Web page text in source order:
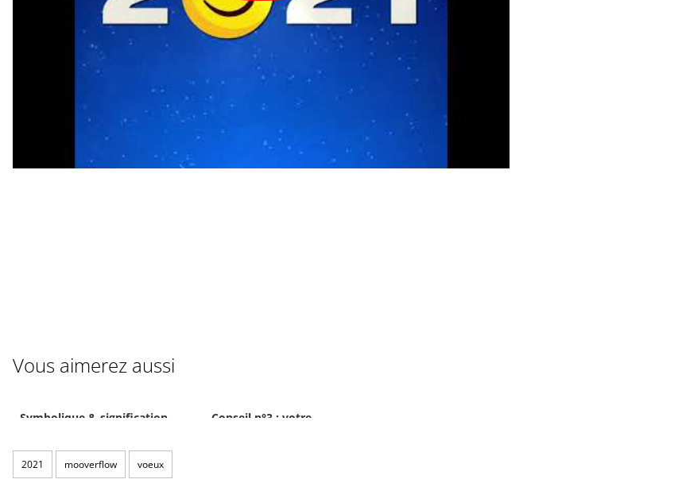
Vous aimerez aussi
Symbolique & signification
Conseil n°3 : votre
2021 mooverflow voeux